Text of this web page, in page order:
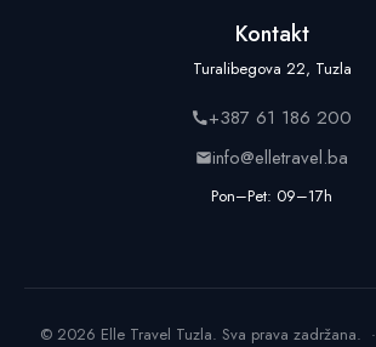
Kontakt
Turalibegova 22, Tuzla
+387 61 186 200
info@elletravel.ba
Pon–Pet: 09–17h
© 2026 Elle Travel Tuzla. Sva prava zadržana. ·